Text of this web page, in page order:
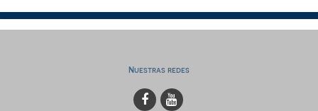
Nuestras redes